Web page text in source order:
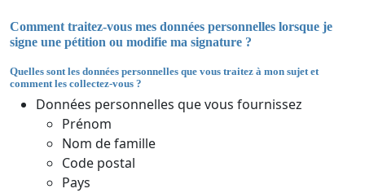
Comment traitez-vous mes données personnelles lorsque je
signe une pétition ou modifie ma signature ?
Quelles sont les données personnelles que vous traitez à mon sujet et
comment les collectez-vous ?
Données personnelles que vous fournissez
Prénom
Nom de famille
Code postal
Pays